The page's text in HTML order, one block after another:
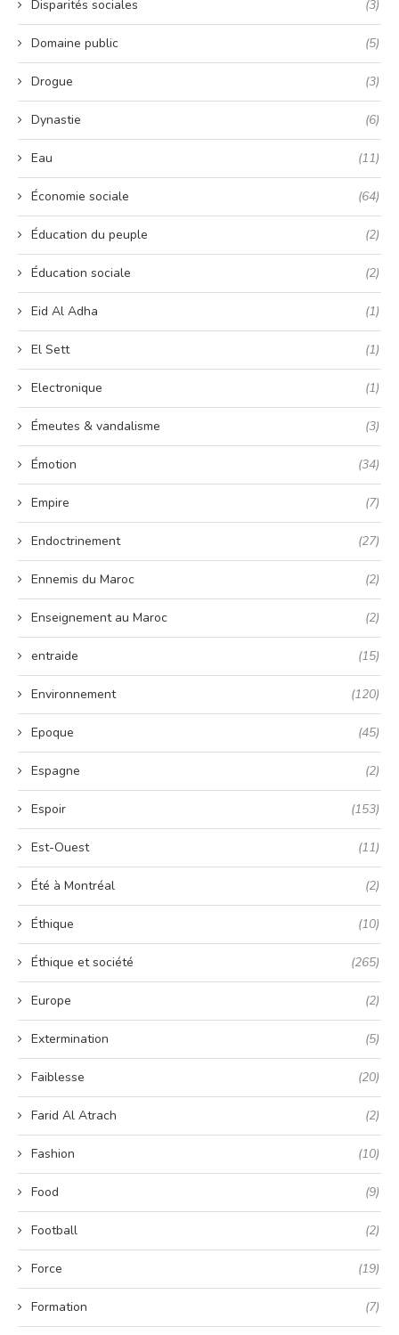
Disparités sociales (3)
Domaine public (5)
Drogue (3)
Dynastie (6)
Eau (11)
Économie sociale (64)
Éducation du peuple (2)
Éducation sociale (2)
Eid Al Adha (1)
El Sett (1)
Electronique (1)
Émeutes & vandalisme (3)
Émotion (34)
Empire (7)
Endoctrinement (27)
Ennemis du Maroc (2)
Enseignement au Maroc (2)
entraide (15)
Environnement (120)
Epoque (45)
Espagne (2)
Espoir (153)
Est-Ouest (11)
Été à Montréal (2)
Éthique (10)
Éthique et société (265)
Europe (2)
Extermination (5)
Faiblesse (20)
Farid Al Atrach (2)
Fashion (10)
Food (9)
Football (2)
Force (19)
Formation (7)